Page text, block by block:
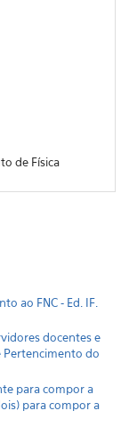
de Física
ao FNC - Ed. IF.
docentes e
Pertencimento do
para compor a
para compor a